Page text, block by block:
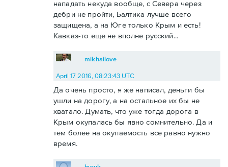
нападать некуда вообще, с Севера через
дебри не пройти, Балтика лучше всего
защищена, а на Юге только Крым и есть!
Кавказ-то еще не вполне русский...
mikhailove
April 17 2016, 08:23:43 UTC
Да очень просто, я же написал, деньги бы
ушли на дорогу, а на остальное их бы не
хватало. Думать, что уже тогда дорога в
Крым окупалась бы явно сомнительно. Да и
тем более на окупаемость все равно нужно
время.